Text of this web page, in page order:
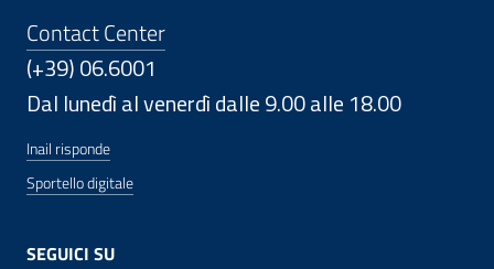
Contact Center
(+39) 06.6001
Dal lunedì al venerdì dalle 9.00 alle 18.00
Inail risponde
Sportello digitale
SEGUICI SU